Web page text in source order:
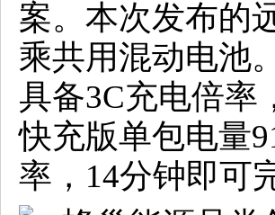
案。本次发布的
乘共用混动电池
具备3C充电倍率
快充版单包电量
率，14分钟即可